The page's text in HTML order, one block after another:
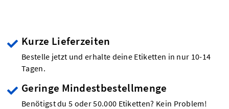
Kurze Lieferzeiten
Bestelle jetzt und erhalte deine Etiketten in nur 10-14
Tagen.
Geringe Mindestbestellmenge
Benötigst du 5 oder 50.000 Etiketten? Kein Problem!